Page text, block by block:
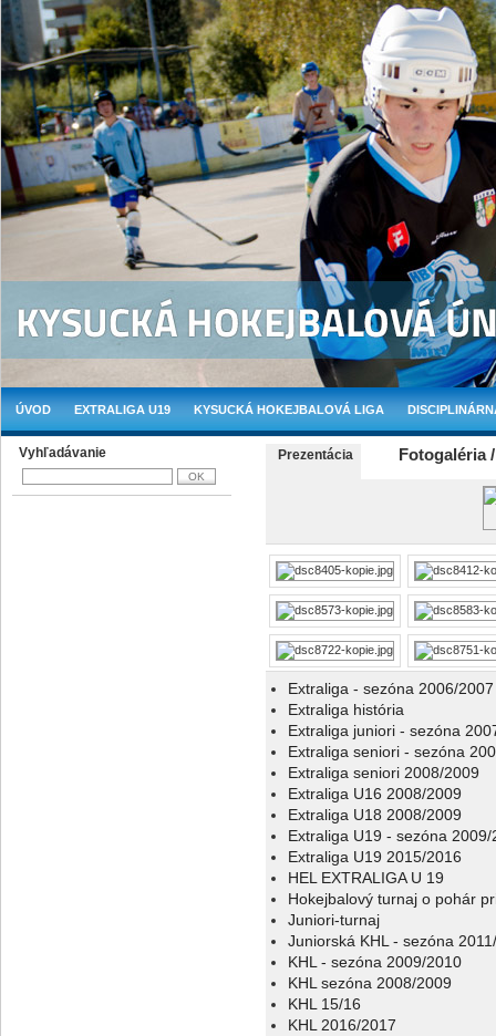
ÚVOD EXTRALIGA U19 KYSUCKÁ HOKEJBALOVÁ LIGA
Vyhľadávanie Prezentácia Fotogaléria
Extraliga - sezóna 2006/2007
Extraliga história
Extraliga juniori - sezóna
Extraliga seniori - sezóna
Extraliga seniori 2008/2009
Extraliga U16 2008/2009
Extraliga U18 2008/2009
Extraliga U19 - sezóna 2009/
Extraliga U19 2015/2016
HEL EXTRALIGA U 19
Hokejbalový turnaj o pohár
Juniori-turnaj
Juniorská KHL - sezóna
KHL - sezóna 2009/2010
KHL sezóna 2008/2009
KHL 15/16
KHL 2016/2017